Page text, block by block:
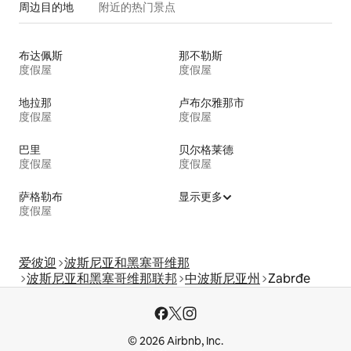
周边目的地 附近的热门景点
布达佩斯
度假屋
那不勒斯
度假屋
地拉那
度假屋
卢布尔雅那市
度假屋
巴里
度假屋
贝尔格莱德
度假屋
萨格勒布
度假屋
显示更多
爱彼迎 波斯尼亚和黑塞哥维那
波斯尼亚和黑塞哥维那联邦 中波斯尼亚州 Zabrđe
© 2026 Airbnb, Inc.